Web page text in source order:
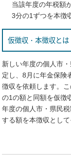
当該年度の年税額
3分の1ずつを本徴
仮徴収・本徴収とは
新しい年度の個人市
定し、8月に年金保険
徴収を依頼します。
の1の額と同額を仮徴
年度の個人市・県民
する額を本徴収とし